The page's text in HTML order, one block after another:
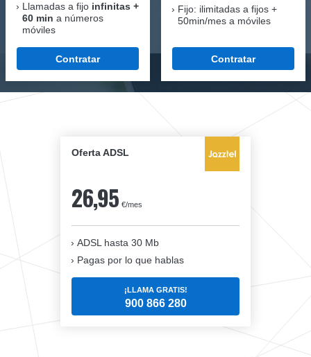
Llamadas a fijo infinitas +
60 min a números
móviles
Contratar
Fijo: ilimitadas a fijos +
50min/mes a móviles
Contratar
Oferta ADSL
26,95 €/mes
ADSL hasta 30 Mb
Pagas por lo que hablas
¡LLAMA GRATIS!
900 866 280